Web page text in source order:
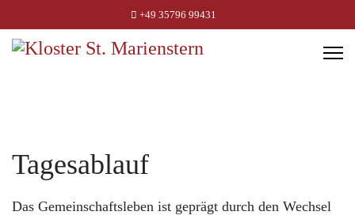
+49 35796 99431
Tagesablauf
Das Gemeinschaftsleben ist geprägt durch den Wechsel